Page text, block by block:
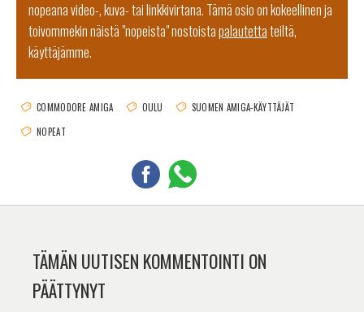
nopeana video-, kuva- tai linkkivirtana. Tämä osio on kokeellinen ja
toivommekin näistä "nopeista" nostoistapalautettateiltä,
käyttäjämme.
COMMODORE AMIGA OULU
SUOMEN AMIGA-KÄYTTÄJÄT
NOPEAT
TÄMÄN UUTISEN KOMMENTOINTI ON
PÄÄTTYNYT